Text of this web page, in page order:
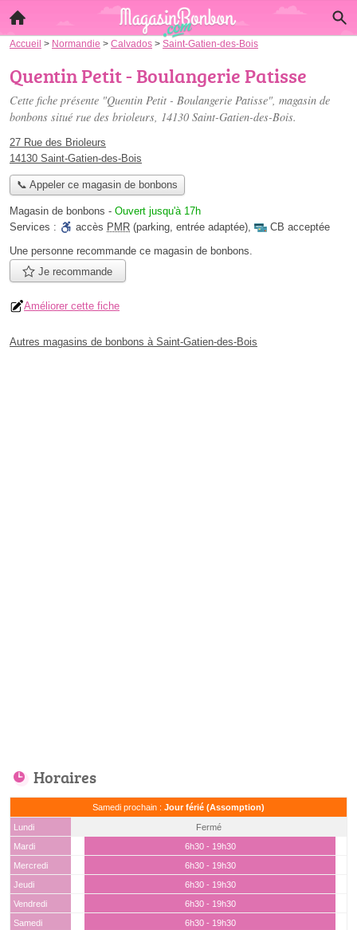
Accueil > Normandie > Calvados > Saint-Gatien-des-Bois
Quentin Petit - Boulangerie Patisse
Cette fiche présente "Quentin Petit - Boulangerie Patisse", magasin de
bonbons situé rue des brioleurs, 14130 Saint-Gatien-des-Bois.
27 Rue des Brioleurs
14130 Saint-Gatien-des-Bois
📞 Appeler ce magasin de bonbons
Magasin de bonbons - Ouvert jusqu'à 17h
Services :
accès PMR (parking, entrée adaptée),
CB acceptée
Une personne recommande ce magasin de bonbons.
Je recommande
Améliorer cette fiche
Autres magasins de bonbons à Saint-Gatien-des-Bois
Horaires
Samedi prochain : Jour férié (Assomption)
Lundi
Fermé
Mardi
6h30 - 19h30
Mercredi
6h30 - 19h30
Jeudi
6h30 - 19h30
Vendredi
6h30 - 19h30
Samedi
6h30 - 19h30